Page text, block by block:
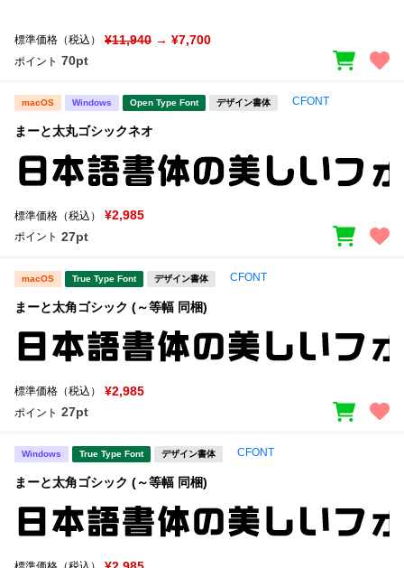
標準価格（税込） ¥11,940 → ¥7,700
ポイント 70pt
macOS Windows Open Type Font デザイン書体 CFONT
まーと太丸ゴシックネオ
標準価格（税込） ¥2,985
ポイント 27pt
macOS True Type Font デザイン書体 CFONT
まーと太角ゴシック (～等幅 同梱)
標準価格（税込） ¥2,985
ポイント 27pt
Windows True Type Font デザイン書体 CFONT
まーと太角ゴシック (～等幅 同梱)